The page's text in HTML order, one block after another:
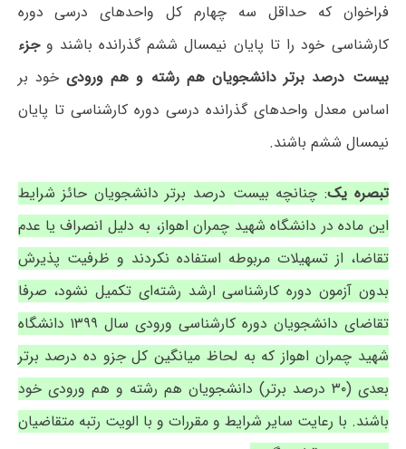
فراخوان که حداقل سه چهارم کل واحدهای درسی دوره
کارشناسی خود را تا پایان نیمسال ششم گذرانده باشند وجزء
بیست درصد برتر دانشجویان هم رشته و هم ورودی خود بر
اساس معدل واحدهای گذرانده درسی دوره کارشناسی تا پایان
نیمسال ششم باشند.
تبصره یک: چنانچه بیست درصد برتر دانشجویان حائز شرایط
این ماده در دانشگاه شهید چمران اهواز، به دلیل انصراف یا عدم
تقاضا، از تسهیلات مربوطه استفاده نکردند و ظرفیت پذیرش
بدون آزمون دوره کارشناسی ارشد رشته‌ای تکمیل نشود، صرفا
تقاضای دانشجویان دوره کارشناسی ورودی سال ۱۳۹۹ دانشگاه
شهید چمران اهواز که به لحاظ میانگین کل جزو ده درصد برتر
بعدی (۳۰ درصد برتر) دانشجویان هم رشته و هم ورودی خود
باشند. با رعایت سایر شرایط و مقررات و با الویت رتبه متقاضیان